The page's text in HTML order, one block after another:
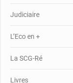
Judiciaire
L’Eco en +
La SCG-Ré
Livres